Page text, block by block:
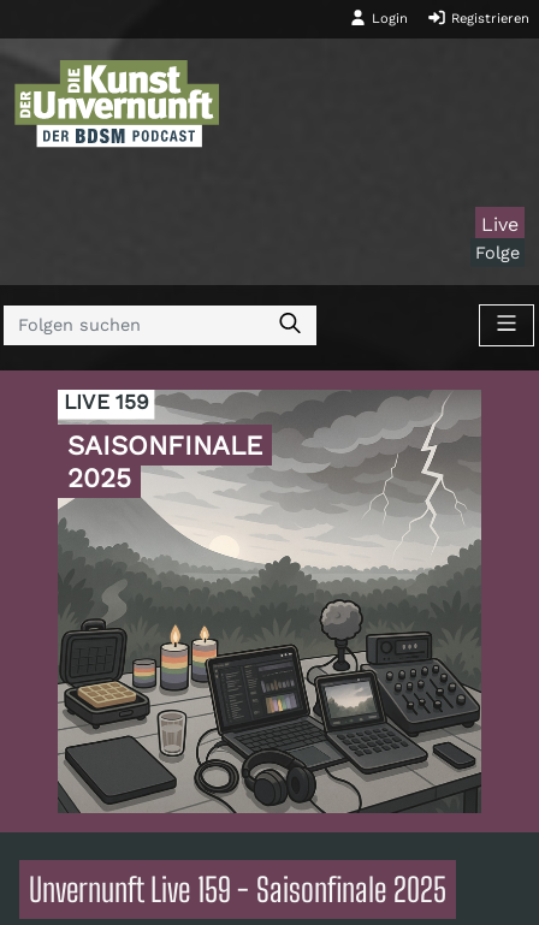
Login Registrieren
Live
Folge
LIVE 159
SAISONFINALE
2025
Unvernunft Live 159 - Saisonfinale 2025